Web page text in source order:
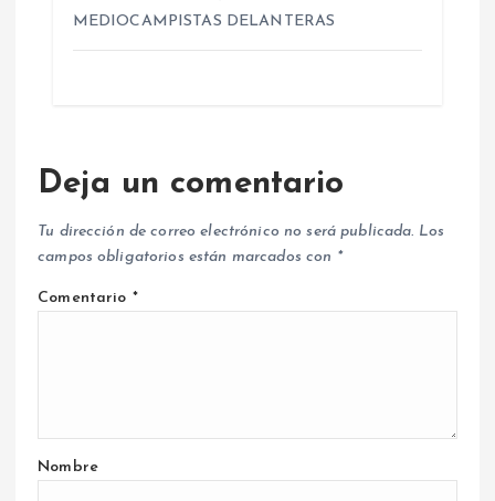
MEDIOCAMPISTAS DELANTERAS
Deja un comentario
Tu dirección de correo electrónico no será publicada. Los
campos obligatorios están marcados con *
Comentario *
Nombre